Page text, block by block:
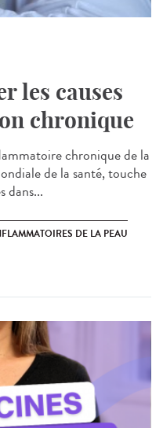
les causes
chronique
chronique de la
de la santé, touche
dans...
DE LA PEAU